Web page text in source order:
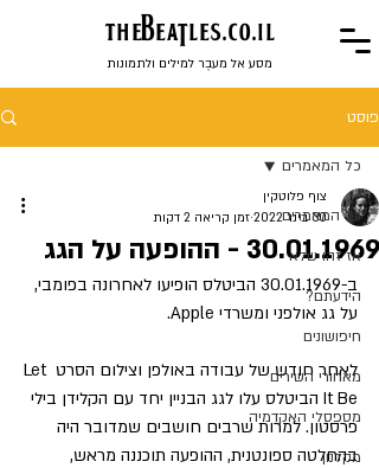
theBeaTles.co.il
מסע אל מעבֶר למילים ולתמונות
פוסט
כל המאמרים
אז זהו שלא
הידעתם?
חיפושונים
מאחורי השירים
מספסלי האקדמיה
מקלנון
כל המאמרים
30.01.1969 - ההופעה על הגג
צוף פלוטקין
30 בינו׳ 2022
זמן קריאה 2 דקות
ב-30.01.1969 הביטלס הופיעו לאחרונה בפומבי,
על גג אולפני ומשרדי Apple.
לאחר חודש של עבודה באולפן וצילום הסרט Let
It Be הביטלס עלו לגג הבניין יחד עם הקלידן בילי
פרסטון. למרות שרבים חושבים שמדובר היה
בהחלטה ספונטנית, ההופעה תוכננה מראש,